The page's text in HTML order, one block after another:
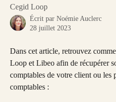
Cegid Loop
Écrit par Noémie Auclerc
28 juillet 2023
Dans cet article, retrouvez
Loop et Libeo afin de récupérer
comptables de votre client ou les
comptables :